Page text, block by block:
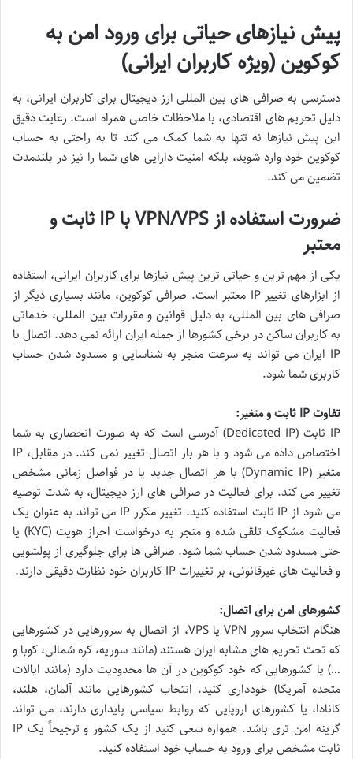
پیش نیازهای حیاتی برای ورود امن به
کوکوین (ویژه کاربران ایرانی)
دسترسی به صرافی های بین المللی ارز دیجیتال برای کاربران ایرانی، به
دلیل تحریم های اقتصادی، با ملاحظات خاصی همراه است. رعایت دقیق
این پیش نیازها نه تنها به شما کمک می کند تا به راحتی به حساب
کوکوین خود وارد شوید، بلکه امنیت دارایی های شما را نیز در بلندمدت
تضمین می کند.
ضرورت استفاده از VPN/VPS با IP ثابت و
معتبر
یکی از مهم ترین و حیاتی ترین پیش نیازها برای کاربران ایرانی، استفاده
از ابزارهای تغییر IP معتبر است. صرافی کوکوین، مانند بسیاری دیگر از
صرافی های بین المللی، به دلیل قوانین و مقررات بین المللی، خدماتی
به کاربران ساکن در برخی کشورها از جمله ایران ارائه نمی دهد. اتصال با
IP ایران می تواند به سرعت منجر به شناسایی و مسدود شدن حساب
کاربری شما شود.
تفاوت IP ثابت و متغیر:
IP ثابت (Dedicated IP) آدرسی است که به صورت انحصاری به شما
اختصاص داده می شود و با هر بار اتصال تغییر نمی کند. در مقابل، IP
متغیر (Dynamic IP) با هر اتصال جدید یا در فواصل زمانی مشخص
تغییر می کند. برای فعالیت در صرافی های ارز دیجیتال، به شدت توصیه
می شود از IP ثابت استفاده کنید. تغییر مکرر IP می تواند به عنوان یک
فعالیت مشکوک تلقی شده و منجر به درخواست احراز هویت (KYC) یا
حتی مسدود شدن حساب شما شود. صرافی ها برای جلوگیری از پولشویی
و فعالیت های غیرقانونی، بر تغییرات IP کاربران خود نظارت دقیقی دارند.
کشورهای امن برای اتصال:
هنگام انتخاب سرور VPN یا VPS، از اتصال به سرورهایی در کشورهایی
که تحت تحریم های مشابه ایران هستند (مانند سوریه، کره شمالی، کوبا و
…) یا کشورهایی که خود کوکوین در آن ها محدودیت دارد (مانند ایالات
متحده آمریکا) خودداری کنید. انتخاب کشورهایی مانند آلمان، هلند،
کانادا، یا کشورهای اروپایی که روابط سیاسی پایداری دارند، می تواند
گزینه امن تری باشد. همواره سعی کنید از یک کشور و ترجیحاً یک IP
ثابت مشخص برای ورود به حساب خود استفاده کنید.